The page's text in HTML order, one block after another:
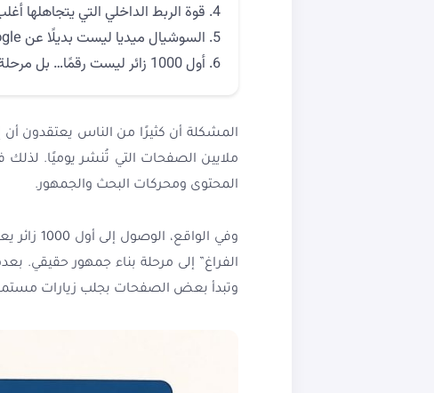
قوة الربط الداخلي التي يتجاهلها
السوشيال ميديا ليست بديلًا عن Google
أول 1000 زائر ليست رقمًا… بل مرحلة
المشكلة أن كثيرًا من الناس يعتقدون أن
المحتوى ومحركات البحث والجمهور.
وفي
وتبدأ بعض الصفحات بجلب زيارات